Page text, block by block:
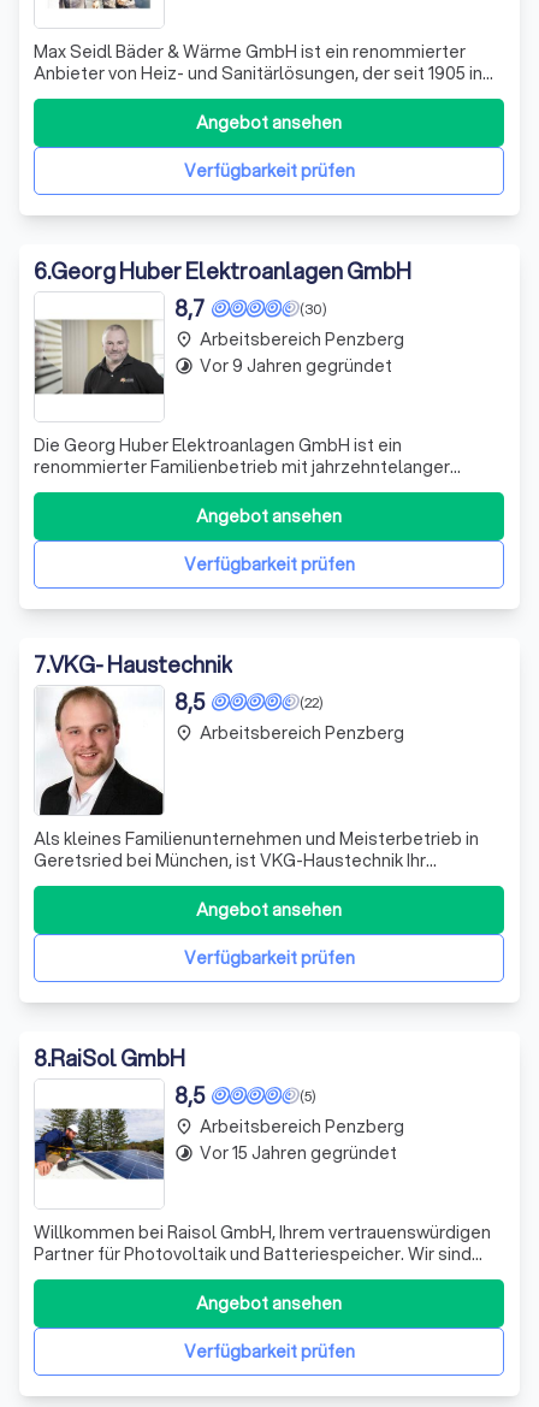
Max Seidl Bäder & Wärme GmbH ist ein renommierter
Anbieter von Heiz- und Sanitärlösungen, der seit 1905 in
der Branche tätig ist. Unser Unternehmen hat sich von
einer Dorfschmiede zu einem modernen Betrieb
entwickelt, der das gesamte Spektrum der
zeitgenössischen Heiz- und Sanitärtechnik abdeckt. Wi
Verfügbarkeit prüfen
Angebot ansehen
6.Georg Huber Elektroanlagen GmbH
(30)
8,7
Die Georg Huber Elektroanlagen GmbH ist ein
renommierter Familienbetrieb mit jahrzehntelanger
Tradition in der Elektrotechnik. Unser Ziel ist es, Sie mit
unseren Leistungen voll und ganz zu überzeugen. Wir
bieten eine breite Palette an Dienstleistungen an,
darunter Elektroinstallationen, Wartung und
Verfügbarkeit prüfen
Angebot ansehen
place Arbeitsbereich Penzberg
timelapse Vor 9 Jahren gegründet
7.VKG- Haustechnik
(22)
8,5
Als kleines Familienunternehmen und Meisterbetrieb in
Geretsried bei München, ist VKG-Haustechnik Ihr
zuverlässiger Partner für Heizungsbau, Sanitär,
Komplettbadsanierung, Klimaanlage und Lüftung.
Verfügbarkeit prüfen
Angebot ansehen
place Arbeitsbereich Penzberg
8.RaiSol GmbH
(5)
8,5
Willkommen bei Raisol GmbH, Ihrem vertrauenswürdigen
Partner für Photovoltaik und Batteriespeicher. Wir sind
stolz darauf, innovative Produktideen in diesen Bereichen
zu entwickeln und zu vertreiben. Mit unserer langjährigen
Erfahrung und breiten Vernetzung im Fachbereich bieten
Verfügbarkeit prüfen
Angebot ansehen
place Arbeitsbereich Penzberg
timelapse Vor 15 Jahren gegründet